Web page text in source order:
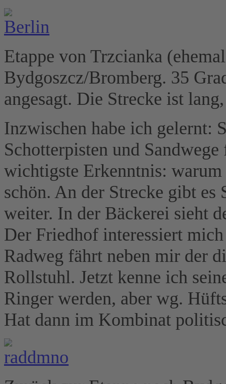
Etappe von Trzcianka
Bydgoszcz/Bromberg. 35
angesagt. Die Strecke ist
Inzwischen habe ich gelernt:
Schotterpisten und
wichtigste Erkenntnis:
schön. An der Strecke gibt es
weiter. In der Bäckerei sieht
Der Friedhof interessiert
Radweg fährt neben mir der
Rollstuhl. Jetzt kenne ich
Ringer werden, aber wg.
Hat dann im Kombinat